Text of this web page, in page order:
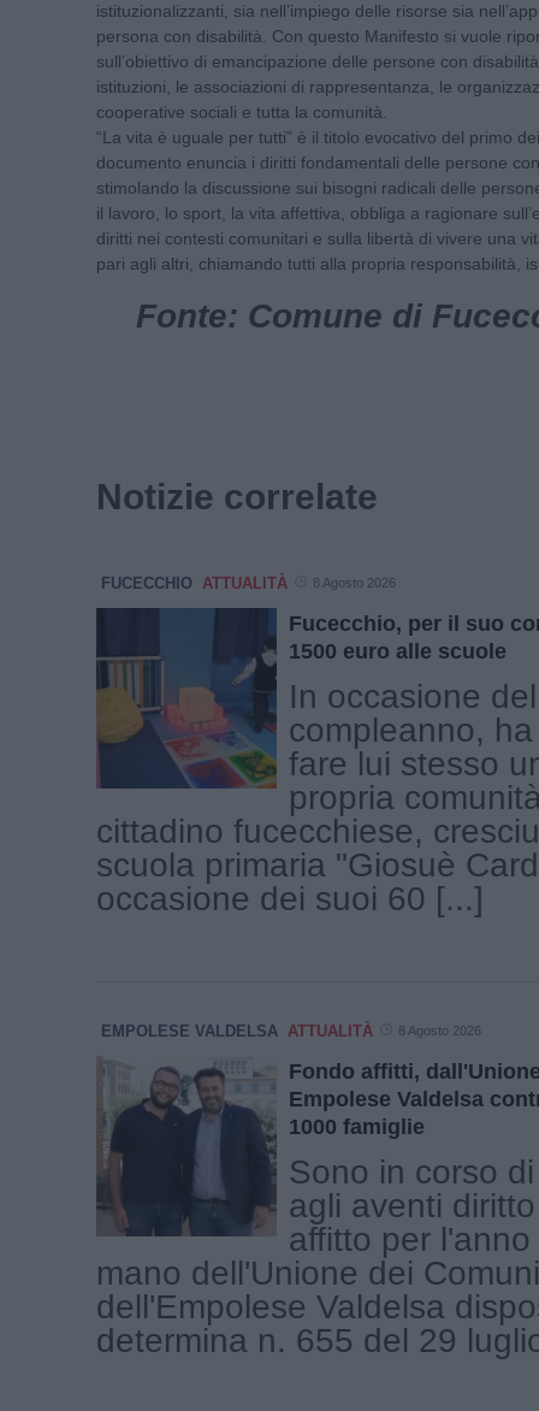
istituzionalizzanti, sia nell’impiego delle risorse sia
persona con disabilità. Con questo Manifesto si vuole
sull’obiettivo di emancipazione delle persone con
istituzioni, le associazioni di rappresentanza, le
cooperative sociali e tutta la comunità.
“La vita è uguale per tutti” è il titolo evocativo del primo
documento enuncia i diritti fondamentali delle persone
stimolando la discussione sui bisogni radicali delle
il lavoro, lo sport, la vita affettiva, obbliga a ragionare
diritti nei contesti comunitari e sulla libertà di vivere una
pari agli altri, chiamando tutti alla propria responsabilità,
Fonte: Comune di
Notizie correlate
FUCECCHIO ATTUALITÀ 8 Agosto 2026
Fucecchio, per il suo
1500 euro alle scuole
In occasione
compleanno,
fare lui stesso
propria
cittadino fucecchiese,
scuola primaria "Giosuè
occasione dei suoi 60 [...]
EMPOLESE VALDELSA ATTUALITÀ 8 Agosto 2026
Fondo affitti,
Empolese Valdelsa
1000 famiglie
Sono in corso
agli aventi
affitto per
mano dell'Unione dei
dell'Empolese Valdelsa
determina n. 655 del 29